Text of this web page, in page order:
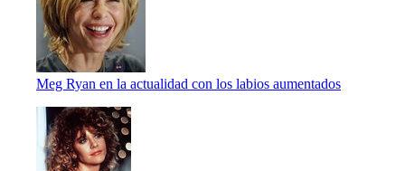
Meg Ryan en la actualidad con los labios aumentados